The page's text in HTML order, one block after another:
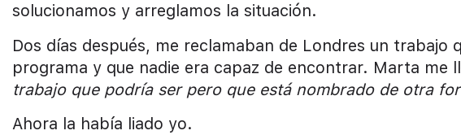
solucionamos y arreglamos la situación.
Dos días después, me reclamaban de Londres un trabajo
programa y que nadie era capaz de encontrar. Marta me
trabajo que podría ser pero que está nombrado de otra
Ahora la había liado yo.